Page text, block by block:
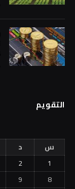
التقويم
س
د
1
2
8
9